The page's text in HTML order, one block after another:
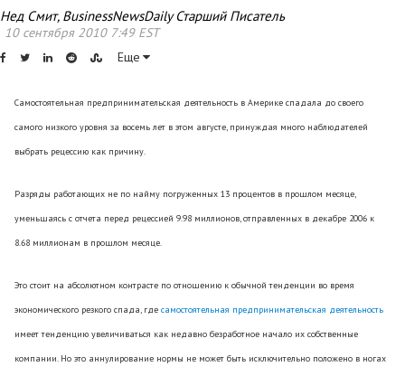
Нед Смит, BusinessNewsDaily Старший Писатель
10 сентября 2010 7:49 EST
Еще
Самостоятельная предпринимательская деятельность в Америке спадала до своего
самого низкого уровня за восемь лет в этом августе, принуждая много наблюдателей
выбрать рецессию как причину.
Разряды работающих не по найму погруженных 13 процентов в прошлом месяце,
уменьшаясь с отчета перед рецессией 9.98 миллионов, отправленных в декабре 2006 к
8.68 миллионам в прошлом месяце.
Это стоит на абсолютном контрасте по отношению к обычной тенденции во время
экономического резкого спада, где самостоятельная предпринимательская деятельность
имеет тенденцию увеличиваться как недавно безработное начало их собственные
компании. Но это аннулирование нормы не может быть исключительно положено в ногах